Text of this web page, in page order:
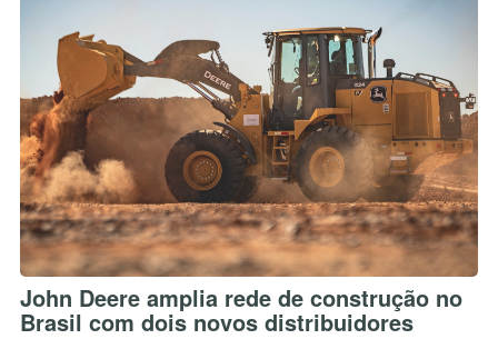
John Deere amplia rede de construção no
Brasil com dois novos distribuidores